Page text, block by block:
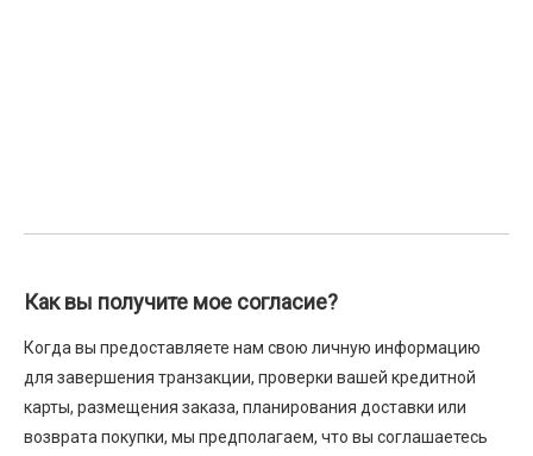
Как вы получите мое согласие?
Когда вы предоставляете нам свою личную информацию
для завершения транзакции, проверки вашей кредитной
карты, размещения заказа, планирования доставки или
возврата покупки, мы предполагаем, что вы соглашаетесь